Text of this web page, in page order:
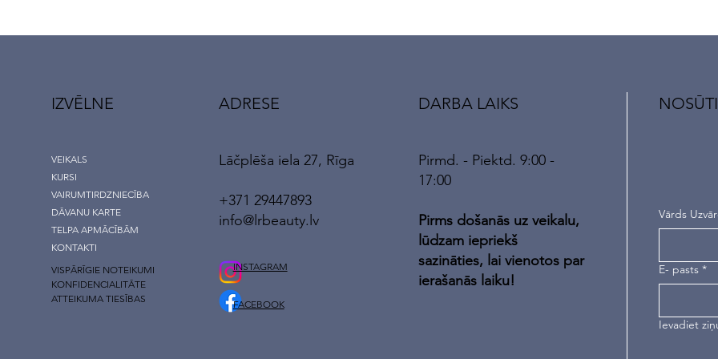
IZVĒLNE
VEIKALS
KURSI
VAIRUMTIRDZNIECĪBA
DĀVANU KARTE
TELPA APMĀCĪBĀM
KONTAKTI
VISPĀRĪGIE NOTEIKUMI
KONFIDENCIALITĀTE
ATTEIKUMA TIESĪBAS
ADRESE
Lāčplēša iela 27, Rīga
+371 29447893
info@lrbeauty.lv
INSTAGRAM
FACEBOOK
DARBA LAIKS
Pirmd. - Piektd. 9:00 -
17:00
Pirms došanās uz veikalu,
lūdzam iepriekš
sazināties, lai vienotos par
ierašanās laiku!
Vārds
E- pasts *
Ievadiet